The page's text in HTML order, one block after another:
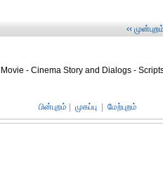
‹‹ முன்புறம்
- Cinema Story and Dialogs -
பின்புறம் முகப்பு மேற்புறம்